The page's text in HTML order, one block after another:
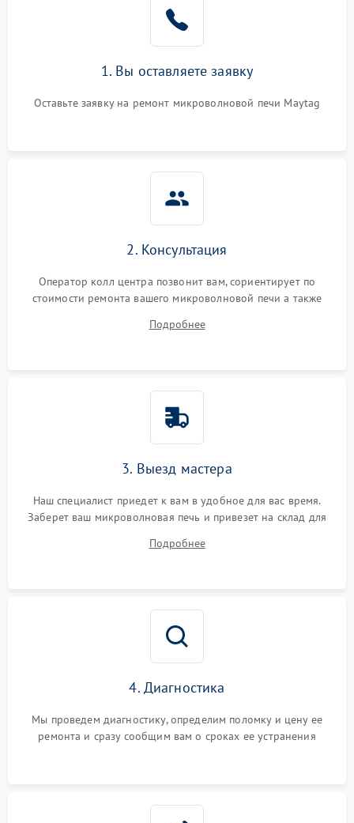
1. Вы оставляете заявку
Оставьте заявку на ремонт микроволновой печи Maytag
2. Консультация
Оператор колл центра позвонит вам, сориентирует по
стоимости ремонта вашего микроволновой печи а также
Подробнее
3. Выезд мастера
Наш специалист приедет к вам в удобное для вас время.
Заберет ваш микроволновая печь и привезет на склад для
Подробнее
4. Диагностика
Мы проведем диагностику, определим поломку и цену ее
ремонта и сразу сообщим вам о сроках ее устранения